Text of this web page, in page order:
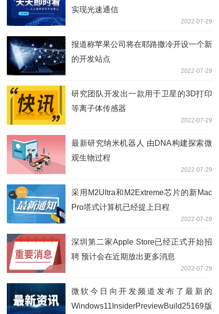
实现光速通信
2022-07-29
报道称苹果公司将在耶路撒冷开设一个新
的开发站点
2022-07-29
研究团队开发出一款用于卫星的3D打印
等离子体传感器
2022-07-29
最新研究纳米机器人 由DNA构建探索微
观生物过程
2022-07-29
采用M2Ultra和M2Extreme芯片的新Mac
Pro塔式计算机已经提上日程
2022-07-29
深圳第二家Apple Store已经正式开始招
聘 预计会在近期放出更多消息
2022-07-29
微软今日向开发频道发布了最新的
Windows11InsiderPreviewBuild25169版